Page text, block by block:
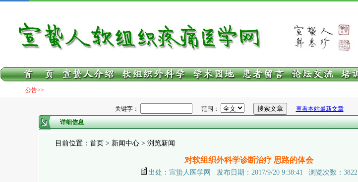
公告>>
关键字： 范围：
查看本站最新文章
详细信息
目前位置：首页 > 新闻中心 > 浏览新闻
对软组织外科学诊断治疗 思路的体会
出处：宣蛰人医学网 发布日期：2017/9/20 9:38:41 浏览次数：3822